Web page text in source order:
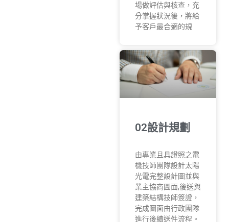
場做評估與核查，充
分掌握狀況後，將給
予客戶最合適的規
02設計規劃
由專業且具證照之電
機技師團隊設計太陽
光電完整設計圖並與
業主協商圖面,後送與
建築結構技師簽證，
完成圖面由行政團隊
進行後續送件流程。